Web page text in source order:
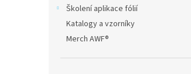
Školení aplikace fólií
Katalogy a vzorníky
Merch AWF®